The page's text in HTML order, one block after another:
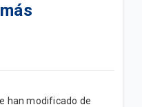
Lite+ | B2B
han modificado de